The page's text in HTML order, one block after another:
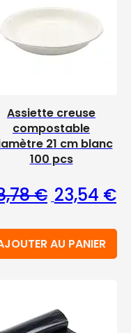
€.
est : 132,63 €.
Assiette creuse
compostable
21 cm blanc
100 pcs
€ Le prix
23,54 €
AU PANIER